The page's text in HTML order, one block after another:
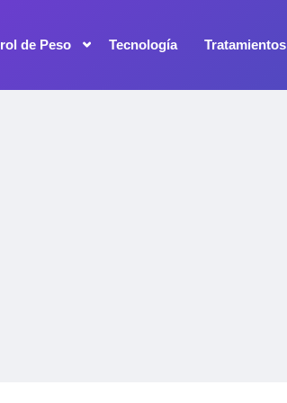
de Peso Tecnología Tratamientos